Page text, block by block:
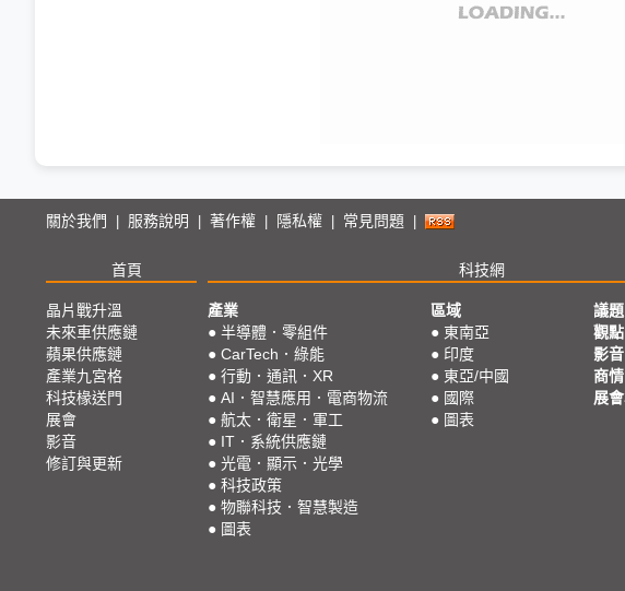
關於我們 服務說明 著作權 隱私權 常見問題
首頁 科技網
晶片戰升溫
未來車供應鏈
蘋果供應鏈
產業九宮格
科技椽送門
展會
影音
修訂與更新
產業
● 半導體．零組件
● CarTech．綠能
● 行動．通訊．XR
● AI．智慧應用．電商物流
● 航太．衛星．軍工
● IT．系統供應鏈
● 光電．顯示．光學
● 科技政策
● 物聯科技．智慧製造
● 圖表
區域
● 東南亞
● 印度
● 東亞/中國
● 國際
● 圖表
議題
觀點
影音
商情
展